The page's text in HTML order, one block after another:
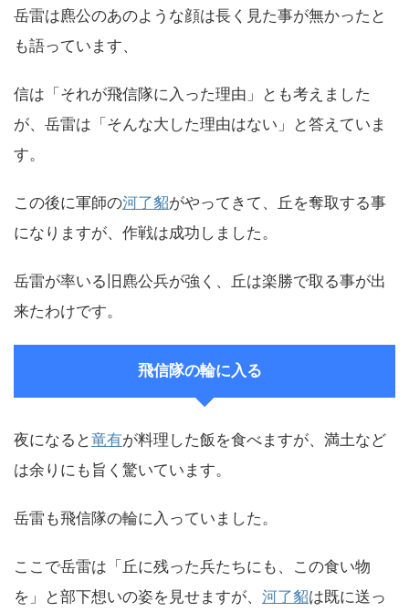
岳雷は麃公のあのような顔は長く見た事が無かったと
も語っています、
信は「それが飛信隊に入った理由」とも考えました
が、岳雷は「そんな大した理由はない」と答えていま
す。
この後に軍師の河了貂がやってきて、丘を奪取する事
になりますが、作戦は成功しました。
岳雷が率いる旧麃公兵が強く、丘は楽勝で取る事が出
来たわけです。
飛信隊の輪に入る
夜になると竜有が料理した飯を食べますが、満土など
は余りにも旨く驚いています。
岳雷も飛信隊の輪に入っていました。
ここで岳雷は「丘に残った兵たちにも、この食い物
を」と部下想いの姿を見せますが、 河了貂は既に送っ